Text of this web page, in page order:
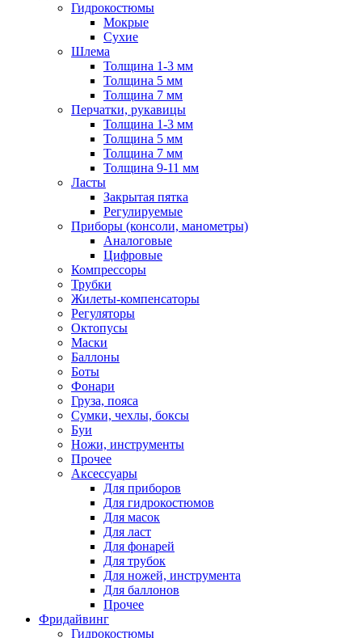
Гидрокостюмы
Мокрые
Сухие
Шлема
Толщина 1-3 мм
Толщина 5 мм
Толщина 7 мм
Перчатки, рукавицы
Толщина 1-3 мм
Толщина 5 мм
Толщина 7 мм
Толщина 9-11 мм
Ласты
Закрытая пятка
Регулируемые
Приборы (консоли, манометры)
Аналоговые
Цифровые
Компрессоры
Трубки
Жилеты-компенсаторы
Регуляторы
Октопусы
Маски
Баллоны
Боты
Фонари
Груза, пояса
Сумки, чехлы, боксы
Буи
Ножи, инструменты
Прочее
Аксессуары
Для приборов
Для гидрокостюмов
Для масок
Для ласт
Для фонарей
Для трубок
Для ножей, инструмента
Для баллонов
Прочее
Фридайвинг
Гидрокостюмы